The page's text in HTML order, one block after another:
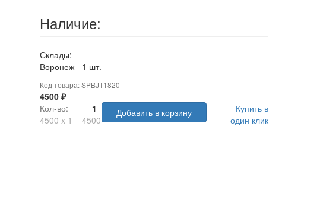
Наличие:
Склады:
Воронеж - 1 шт.
Код товара: SPBJT1820
4500 ₽
Кол-во:
1
4500 x 1 = 4500
Добавить в корзину
Купить в
один клик